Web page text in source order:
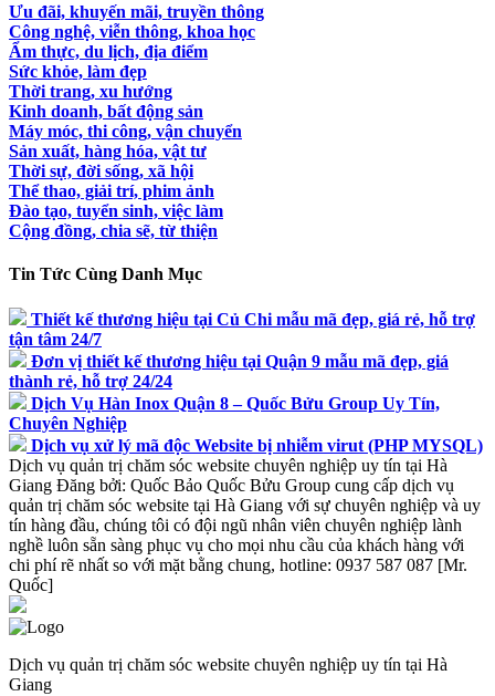
Ưu đãi, khuyến mãi, truyền thông
Công nghệ, viễn thông, khoa học
Ẩm thực, du lịch, địa điểm
Sức khỏe, làm đẹp
Thời trang, xu hướng
Kinh doanh, bất động sản
Máy móc, thi công, vận chuyển
Sản xuất, hàng hóa, vật tư
Thời sự, đời sống, xã hội
Thể thao, giải trí, phim ảnh
Đào tạo, tuyển sinh, việc làm
Cộng đồng, chia sẽ, từ thiện
Tin Tức Cùng Danh Mục
Thiết kế thương hiệu tại Củ Chi mẫu mã đẹp, giá rẻ, hỗ trợ
tận tâm 24/7
Đơn vị thiết kế thương hiệu tại Quận 9 mẫu mã đẹp, giá
thành rẻ, hỗ trợ 24/24
Dịch Vụ Hàn Inox Quận 8 – Quốc Bửu Group Uy Tín,
Chuyên Nghiệp
Dịch vụ xử lý mã độc Website bị nhiễm virut (PHP MYSQL)
Dịch vụ quản trị chăm sóc website chuyên nghiệp uy tín tại Hà
Giang Đăng bởi: Quốc Bảo Quốc Bửu Group cung cấp dịch vụ
quản trị chăm sóc website tại Hà Giang với sự chuyên nghiệp và uy
tín hàng đầu, chúng tôi có đội ngũ nhân viên chuyên nghiệp lành
nghề luôn sẵn sàng phục vụ cho mọi nhu cầu của khách hàng với
chi phí rẽ nhất so với mặt bằng chung, hotline: 0937 587 087 [Mr.
Quốc]
Dịch vụ quản trị chăm sóc website chuyên nghiệp uy tín tại Hà
Giang